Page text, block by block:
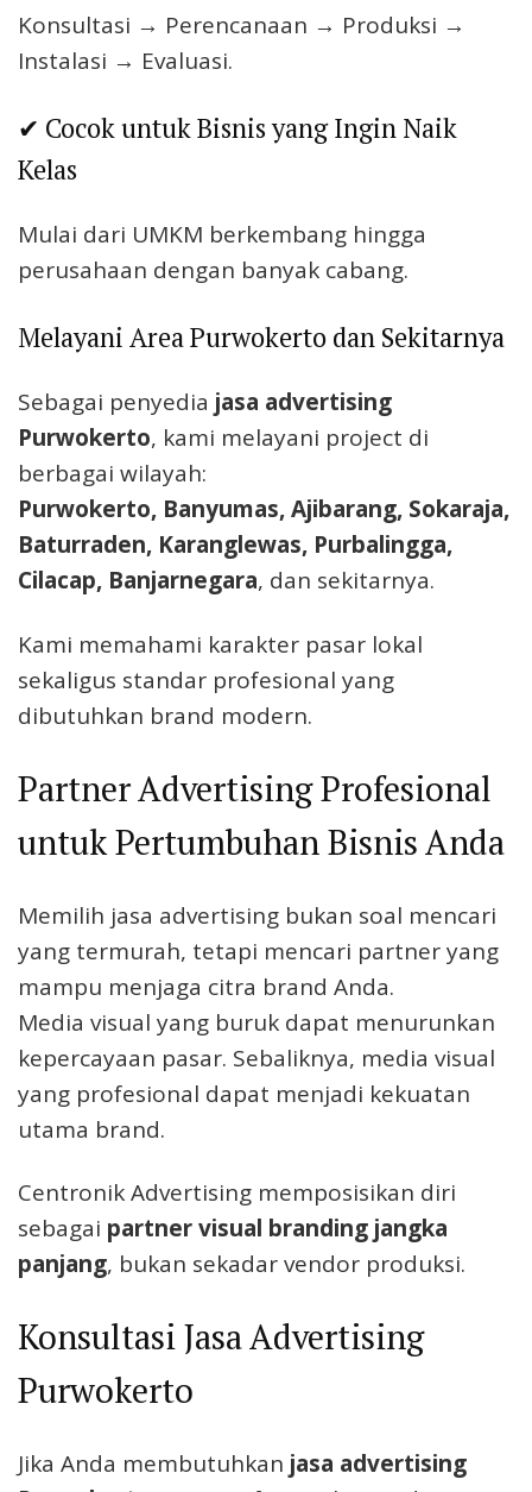
Konsultasi → Perencanaan → Produksi →
Instalasi → Evaluasi.
✔ Cocok untuk Bisnis yang Ingin Naik
Kelas
Mulai dari UMKM berkembang hingga
perusahaan dengan banyak cabang.
Melayani Area Purwokerto dan Sekitarnya
Sebagai penyedia jasa advertising
Purwokerto, kami melayani project di
berbagai wilayah:
Purwokerto, Banyumas, Ajibarang, Sokaraja,
Baturraden, Karanglewas, Purbalingga,
Cilacap, Banjarnegara, dan sekitarnya.
Kami memahami karakter pasar lokal
sekaligus standar profesional yang
dibutuhkan brand modern.
Partner Advertising Profesional
untuk Pertumbuhan Bisnis Anda
Memilih jasa advertising bukan soal mencari
yang termurah, tetapi mencari partner yang
mampu menjaga citra brand Anda.
Media visual yang buruk dapat menurunkan
kepercayaan pasar. Sebaliknya, media visual
yang profesional dapat menjadi kekuatan
utama brand.
Centronik Advertising memposisikan diri
sebagai partner visual branding jangka
panjang, bukan sekadar vendor produksi.
Konsultasi Jasa Advertising
Purwokerto
Jika Anda membutuhkan jasa advertising